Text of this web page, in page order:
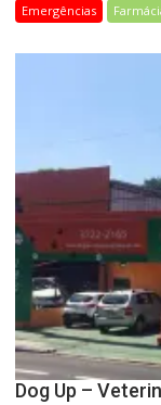
Emergências
Dog Up –